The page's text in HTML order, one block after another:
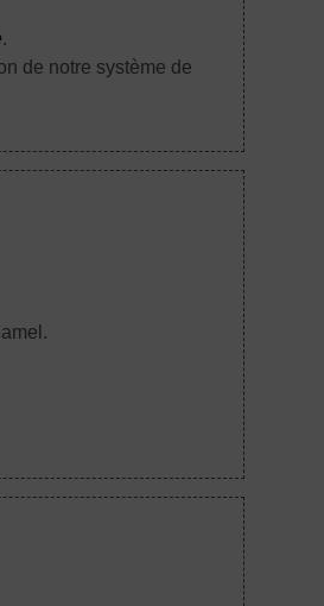
.
de notre système de